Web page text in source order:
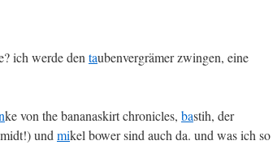
ich werde den taubenvergrämer zwingen, eine
ke von the bananaskirt chronicles, bastih, der
und mikel bower sind auch da. und was ich so